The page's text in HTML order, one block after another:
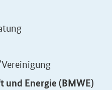
Energie (BMWE)